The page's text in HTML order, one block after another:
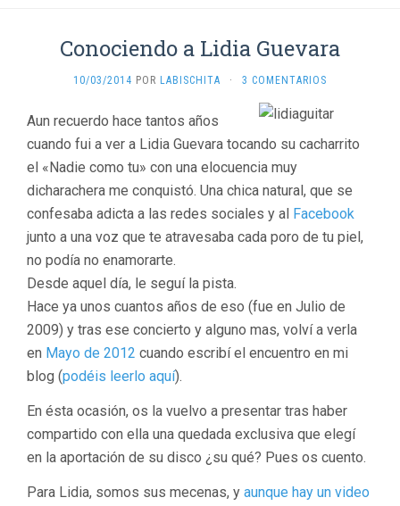
Conociendo a Lidia Guevara
10/03/2014 POR LABISCHITA · 3 COMENTARIOS
Aun recuerdo hace tantos años
cuando fui a ver a Lidia Guevara tocando su cacharrito
el «Nadie como tu» con una elocuencia muy
dicharachera me conquistó. Una chica natural, que se
confesaba adicta a las redes sociales y al Facebook
junto a una voz que te atravesaba cada poro de tu piel,
no podía no enamorarte.
Desde aquel día, le seguí la pista.
Hace ya unos cuantos años de eso (fue en Julio de
2009) y tras ese concierto y alguno mas, volví a verla
en Mayo de 2012 cuando escribí el encuentro en mi
blog (podéis leerlo aquí).
En ésta ocasión, os la vuelvo a presentar tras haber
compartido con ella una quedada exclusiva que elegí
en la aportación de su disco ¿su qué? Pues os cuento.
Para Lidia, somos sus mecenas, y aunque hay un video